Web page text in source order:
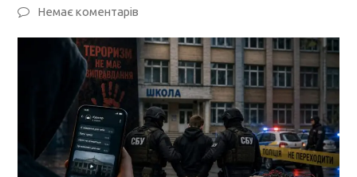
Немає коментарів